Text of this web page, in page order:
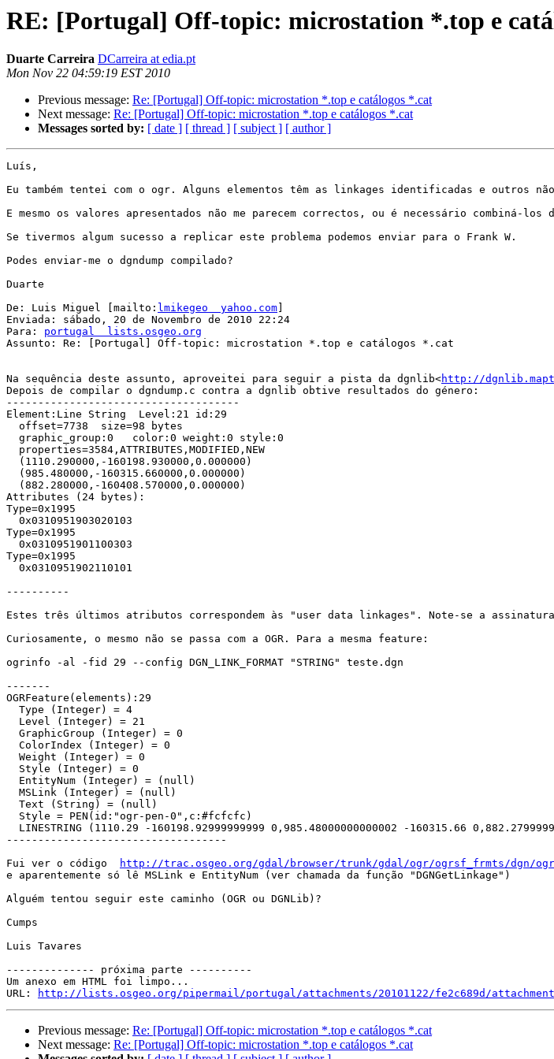
RE: [Portugal] Off-topic: microstation *.top e
Duarte Carreira DCarreira at edia.pt
Mon Nov 22 04:59:19 EST 2010
Previous message: Re: [Portugal] Off-topic: microstation *.top e catálogos *.cat
Next message: Re: [Portugal] Off-topic: microstation *.top e catálogos *.cat
Messages sorted by: [ date ] [ thread ] [ subject ] [ author ]
Luís,
Eu também tentei com o ogr. Alguns elementos têm as linkages identificadas e outros
E mesmo os valores apresentados não me parecem correctos, ou é necessário combiná-
Se tivermos algum sucesso a replicar este problema podemos enviar para o Frank W.
Podes enviar-me o dgndump compilado?
Duarte
De: Luis Miguel [mailto: lmikegeo  yahoo.com
Enviada: sábado, 20 de Novembro de 2010 22:24
Para: portugal  lists.osgeo.org
Assunto: Re: [Portugal] Off-topic: microstation *.top e catálogos *.cat
Na sequência deste assunto, aproveitei para seguir a pista da dgnlib<http://
Depois de compilar o dgndump.c contra a dgnlib obtive resultados do género:
-------------------------------------
Element:Line String  Level:21 id:29
  offset=7738  size=98 bytes
  graphic_group:0   color:0 weight:0 style:0
  properties=3584,ATTRIBUTES,MODIFIED,NEW
  (1110.290000,-160198.930000,0.000000)
  (985.480000,-160315.660000,0.000000)
  (882.280000,-160408.570000,0.000000)
Attributes (24 bytes):
Type=0x1995
  0x0310951903020103
Type=0x1995
  0x0310951901100303
Type=0x1995
  0x0310951902110101
----------
Estes três últimos atributos correspondem às "user data linkages". Note-se a assinatura
Curiosamente, o mesmo não se passa com a OGR. Para a mesma feature:
ogrinfo -al -fid 29 --config DGN_LINK_FORMAT "STRING" teste.dgn
-------
OGRFeature(elements):29
  Type (Integer) = 4
  Level (Integer) = 21
  GraphicGroup (Integer) = 0
  ColorIndex (Integer) = 0
  Weight (Integer) = 0
  Style (Integer) = 0
  EntityNum (Integer) = (null)
  MSLink (Integer) = (null)
  Text (String) = (null)
  Style = PEN(id:"ogr-pen-0",c:#fcfcfc)
LINESTRING (1110.29 -160198.92999999999 0,985.48000000000002 -160315.66
-----------------------------------
Fui ver o código
http://trac.osgeo.org/gdal/browser/trunk/gdal/ogr/ogrsf_frmts/dgn/
e aparentemente só lê MSLink e EntityNum (ver chamada da função "DGNGetLinkage")
Alguém tentou seguir este caminho (OGR ou DGNLib)?
Cumps
Luis Tavares
-------------- próxima parte ----------
Um anexo em HTML foi limpo...
URL:
http://lists.osgeo.org/pipermail/portugal/attachments/20101122/fe2c689d/
Previous message: Re: [Portugal] Off-topic: microstation *.top e catálogos *.cat
Next message: Re: [Portugal] Off-topic: microstation *.top e catálogos *.cat